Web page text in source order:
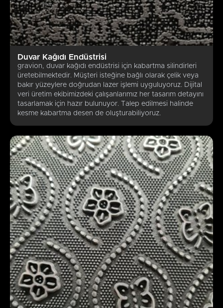
Duvar Kağıdı Endüstrisi
gravion, duvar kağıdı endüstrisi için kabartma silindirleri
üretebilmektedir. Müşteri isteğine bağlı olarak çelik veya
bakır yüzeylere doğrudan lazer işlemi uyguluyoruz. Dijital
veri üretim ekibimizdeki çalışanlarımız her tasarım detayını
tasarlamak için hazır bulunuyor. Talep edilmesi halinde
kesme kabartma desen de oluşturabiliyoruz.